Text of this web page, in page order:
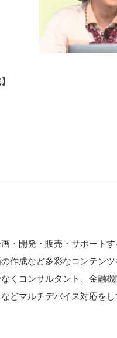
・開発・販売・サポート
作成など多彩なコンテンツ
くコンサルタント、金融
どマルチデバイス対応をし